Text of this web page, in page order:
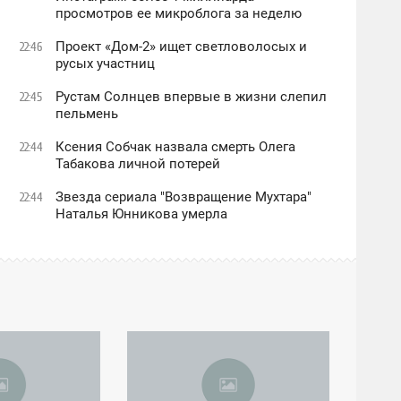
просмотров ее микроблога за неделю
22:46
Проект «Дом-2» ищет светловолосых и
русых участниц
22:45
Рустам Солнцев впервые в жизни слепил
пельмень
22:44
Ксения Собчак назвала смерть Олега
Табакова личной потерей
22:44
Звезда сериала "Возвращение Мухтара"
Наталья Юнникова умерла